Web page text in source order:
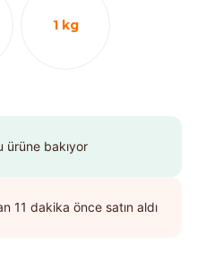
1 kg
ürüne bakıyor
11 dakika önce satın aldı